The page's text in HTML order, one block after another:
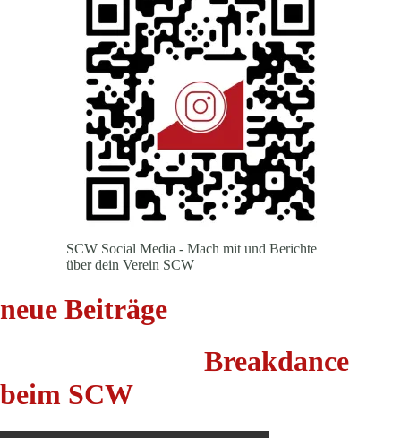
SCW Social Media - Mach mit und Berichte
über dein Verein SCW
neue Beiträge
Breakdance
beim SCW